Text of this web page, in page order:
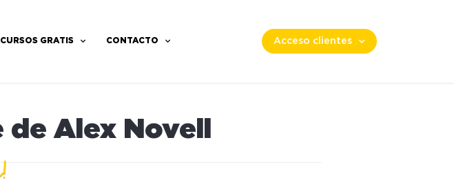
GRATIS CONTACTO Acceso clientes
de Alex Novell